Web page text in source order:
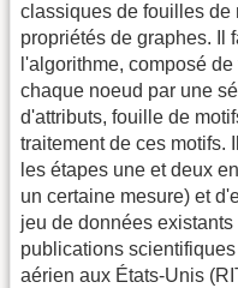
classiques de fouilles de
propriétés de graphes. Il
l'algorithme, composé
chaque noeud par une
d'attributs, fouille de
traitement de ces motifs.
les étapes une et deux
un certaine mesure) et
jeu de données
publications
aérien aux États-Unis